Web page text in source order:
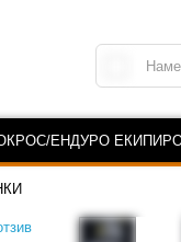
ЕНДУРО